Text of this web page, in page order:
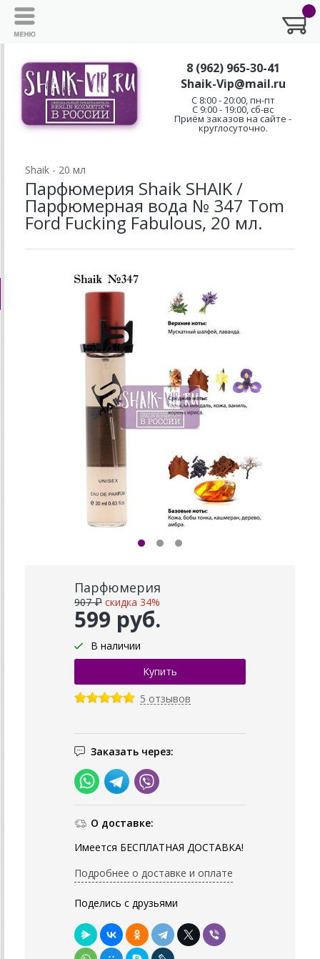
8 (962) 965-30-41
Shaik-Vip@mail.ru
C 8:00 - 20:00, пн-пт
С 9:00 - 19:00, сб-вс
Приём заказов на сайте -
круглосуточно.
Shaik - 20 мл
Парфюмерия Shaik SHAIK /
Парфюмерная вода № 347 Tom
Ford Fucking Fabulous, 20 мл.
Парфюмерия
599 руб.
907 ₽ скидка 34%
В наличии
5 отзывов
Заказать через:
О доставке:
Имеется БЕСПЛАТНАЯ ДОСТАВКА!
Подробнее о доставке и оплате
Поделись с друзьями